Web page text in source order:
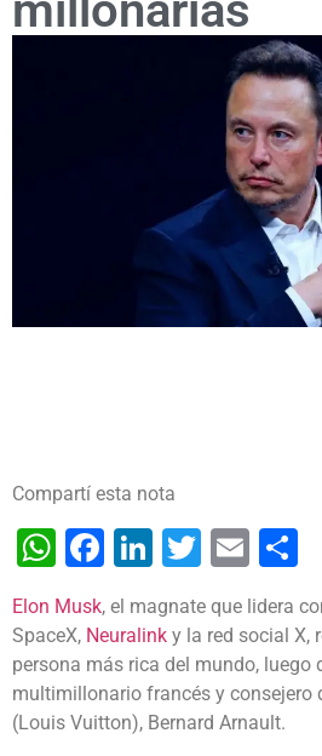
Compartí esta nota
WhatsApp
Facebook
LinkedIn
Twitter
Email
Elon Musk, el magnate que lidera
SpaceX, Neuralink y la red social X,
persona más rica del mundo, luego
multimillonario francés y consejero
(Louis Vuitton), Bernard Arnault.